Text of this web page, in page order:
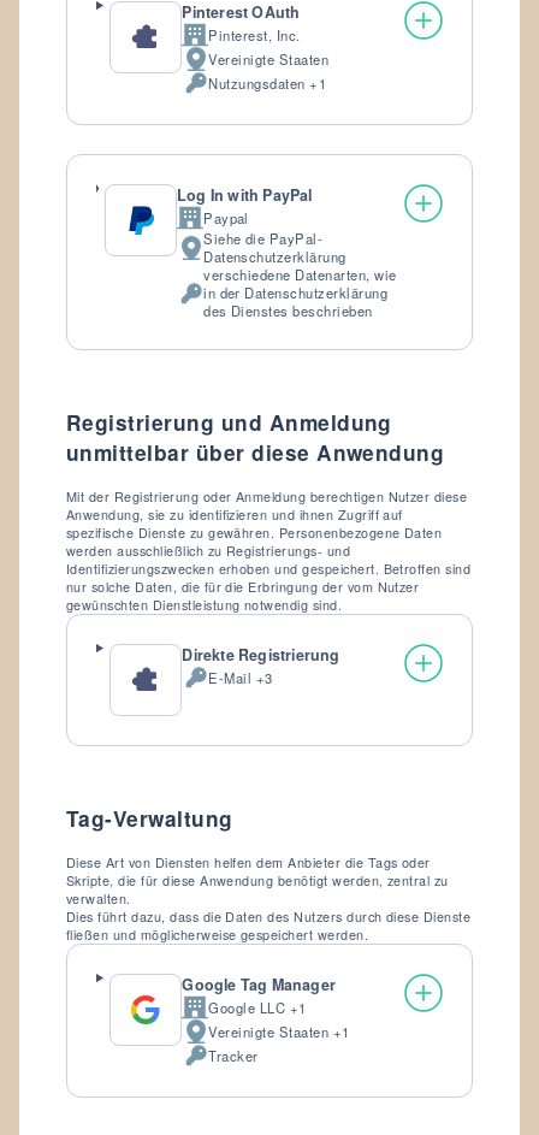
Pinterest OAuth
Firma:Pinterest, Inc.
Verarbeitungsort:
Vereinigte Staaten
Verarbeitete
Daten:
Nutzungsdaten +1
Log In with PayPal
Firma:Paypal
Verarbeitungsort:
Siehe die PayPal-
Datenschutzerklärung
Verarbeitete
personenbezogene
verschiedene Datenarten, wie
in der Datenschutzerklärung
des Dienstes beschrieben
Registrierung und Anmeldung
unmittelbar über diese Anwendung
Mit der Registrierung oder Anmeldung berechtigen Nutzer diese
Anwendung, sie zu identifizieren und ihnen Zugriff auf
spezifische Dienste zu gewähren. Personenbezogene Daten
werden ausschließlich zu Registrierungs- und
Identifizierungszwecken erhoben und gespeichert. Betroffen sind
nur solche Daten, die für die Erbringung der vom Nutzer
gewünschten Dienstleistung notwendig sind.
Direkte Registrierung
Verarbeitete
E-Mail +3
Tag-Verwaltung
Diese Art von Diensten helfen dem Anbieter die Tags oder
Skripte, die für diese Anwendung benötigt werden, zentral zu
verwalten.
Dies führt dazu, dass die Daten des Nutzers durch diese Dienste
fließen und möglicherweise gespeichert werden.
Google Tag Manager
Firma:Google LLC +1
Verarbeitungsort:
Vereinigte Staaten +1
Verarbeitete
Daten:
Tracker